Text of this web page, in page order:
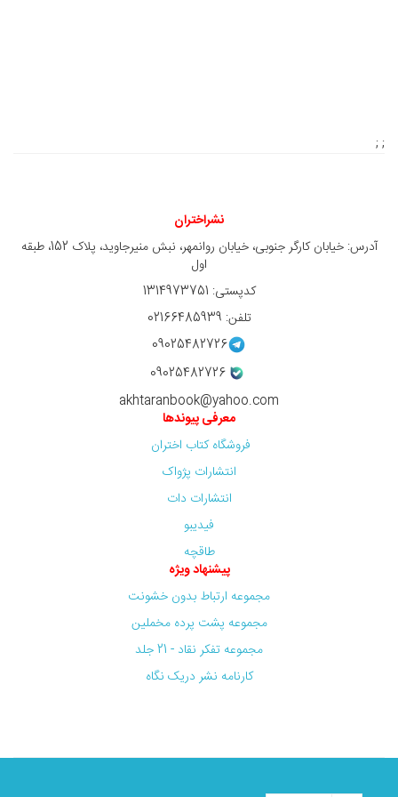
; ;
نشراختران
آدرس: خیابان کارگر جنوبی، خیابان روانمهر، نبش منیرجاوید، پلاک 152، طبقه
اول
کدپستی: 1314973751
تلفن: 02166485939
09025482726
09025482726
akhtaranbook@yahoo.com
معرفی پیوندها
فروشگاه کتاب اختران
انتشارات پژواک
انتشارات دات
فیدیبو
طاقچه
پیشنهاد ویژه
مجموعه ارتباط بدون خشونت
مجموعه پشت پرده مخملین
مجموعه تفکر نقاد - 21 جلد
کارنامه نشر دریک نگاه